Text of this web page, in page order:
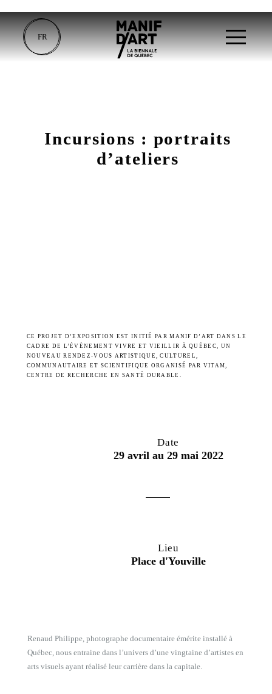
FR
Incursions : portraits
d’ateliers
CE PROJET D’EXPOSITION EST INITIÉ PAR MANIF D’ART DANS LE
CADRE DE L’ÉVÈNEMENT VIVRE ET VIEILLIR À QUÉBEC, UN
NOUVEAU RENDEZ-VOUS ARTISTIQUE, CULTUREL,
COMMUNAUTAIRE ET SCIENTIFIQUE ORGANISÉ PAR VITAM,
CENTRE DE RECHERCHE EN SANTÉ DURABLE.
Date
29 avril au 29 mai 2022
Lieu
Place d'Youville
Renaud Philippe, photographe documentaire émérite installé à
Québec, nous entraine dans l’univers d’une vingtaine d’artistes en
arts visuels ayant réalisé leur carrière dans la capitale.